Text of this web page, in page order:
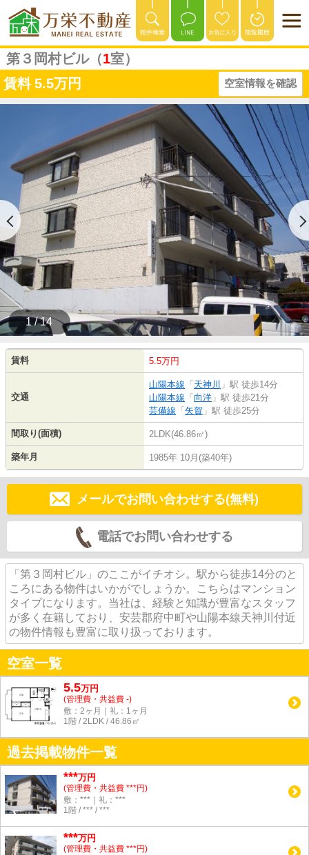
第３岡村ビル（1室）
賃料 5.5万円 空室情報を確認
1 / 14
賃料 5.5万円
交通
山陽本線 「 天神川 」駅 徒歩14分
山陽本線 「 向洋 」駅 徒歩21分
芸備線 「 矢賀 」駅 徒歩25分
間取り(面積) 2LDK(46.86㎡)
築年月 1985年 10月(築40年)
メールでお問い合わせする(無料)
電話でお問い合わせする
「第３岡村ビル」のここがイチオシ。駅から徒歩14分のと
ころにある物件はいかがでしょうか。こちらはマンション
タイプになります。当社は、経験と知識が豊富なスタッフ
が多く在籍しており、安芸郡府中町や山陽本線天神川付近
の物件情報も豊富に取り扱っております。
空室一覧
5.5万円
(管理費・共益費 -)
敷：2ヶ月｜礼：1ヶ月
1階 / 2LDK / 46.86㎡
過去掲載物件一覧
***万円
(管理費・共益費 ***円)
敷：***｜礼：***
1階 / *** / ***
***万円
(管理費・共益費 ***円)